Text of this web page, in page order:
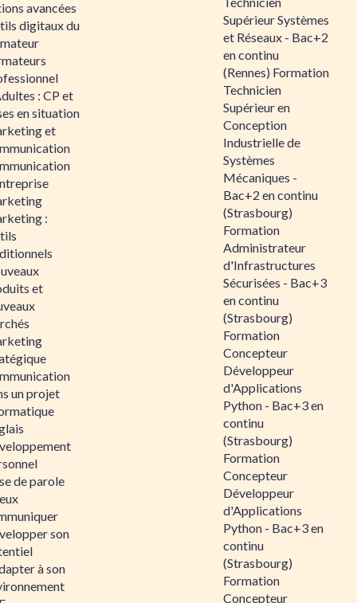
avancées
digitaux du
: CP et
en situation
et
:
et
un projet
de parole
son
à son
Supérieur Systèmes
et Réseaux - Bac+2
en continu
(Rennes) Formation
Technicien
Supérieur en
Conception
Industrielle de
Systèmes
Mécaniques -
Bac+2 en continu
(Strasbourg)
Formation
Administrateur
d'Infrastructures
Sécurisées - Bac+3
en continu
(Strasbourg)
Formation
Concepteur
Développeur
d'Applications
Python - Bac+3 en
continu
(Strasbourg)
Formation
Concepteur
Développeur
d'Applications
Python - Bac+3 en
continu
(Strasbourg)
Formation
Concepteur